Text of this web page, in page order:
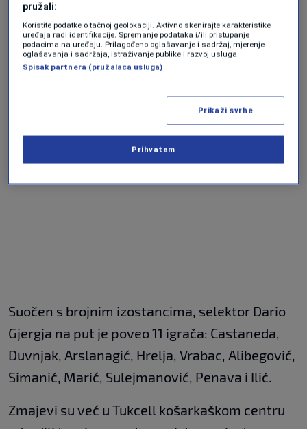
Suočen s brojnim izostancima, selektor Dario
Gjergja na put je poveo 11 igrača: Castaneda,
Duvnjak, Arslanagić, Hrelja, Vrabac, Alibegović,
Simanić, Marić, Sulejmanović, Penava i Ilić.
Zmajevi su već u Tukcell košarkaškom centru
pružali:
Koristite podatke o tačnoj geolokaciji. Aktivno skenirajte karakteristike
uređaja radi identifikacije. Spremanje podataka i/ili pristupanje
podacima na uređaju. Prilagođeno oglašavanje i sadržaj, mjerenje
oglašavanja i sadržaja, istraživanje publike i razvoj usluga.
Spisak partnera (pružalaca usluga)
Prikaži svrhe
Prihvatam